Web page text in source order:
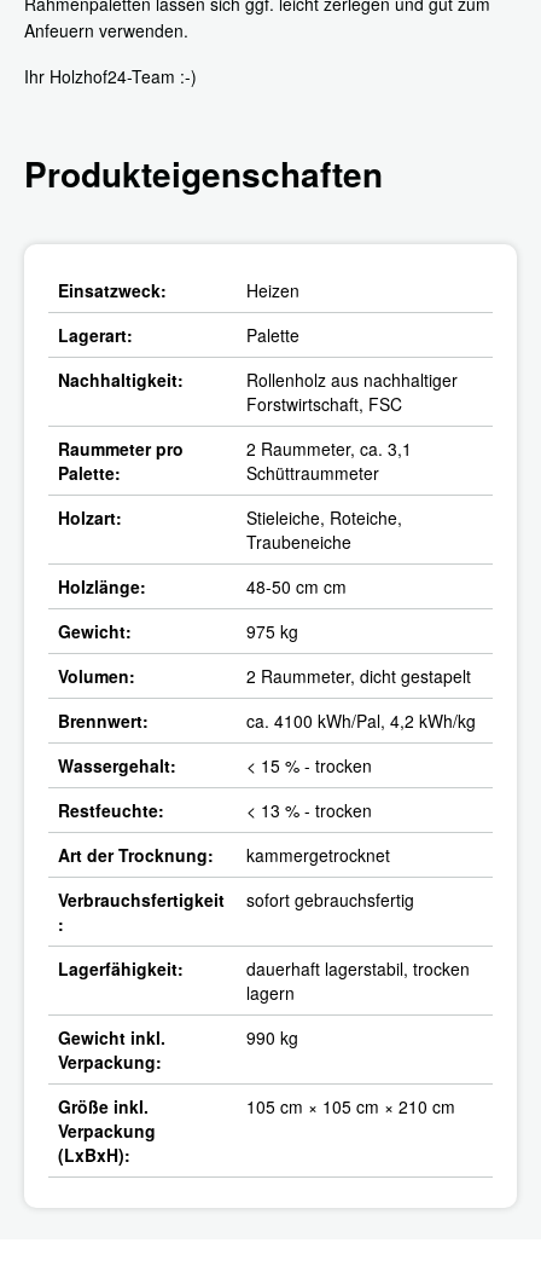
Anfeuern verwenden.
Ihr Holzhof24-Team :-)
Produkteigenschaften
Einsatzweck:
Heizen
Lagerart:
Palette
Nachhaltigkeit:
Rollenholz aus nachhaltiger
Forstwirtschaft, FSC
Raummeter pro
Palette:
2 Raummeter, ca. 3,1
Schüttraummeter
Holzart:
Stieleiche, Roteiche,
Traubeneiche
Holzlänge:
48-50 cm cm
Gewicht:
975 kg
Volumen:
2 Raummeter, dicht gestapelt
Brennwert:
ca. 4100 kWh/Pal, 4,2 kWh/kg
Wassergehalt:
< 15 % - trocken
Restfeuchte:
< 13 % - trocken
Art der Trocknung:
kammergetrocknet
Verbrauchsfertigkeit
:
sofort gebrauchsfertig
Lagerfähigkeit:
dauerhaft lagerstabil, trocken
lagern
Gewicht inkl.
Verpackung:
990 kg
Größe inkl.
Verpackung
(LxBxH):
105 cm × 105 cm × 210 cm